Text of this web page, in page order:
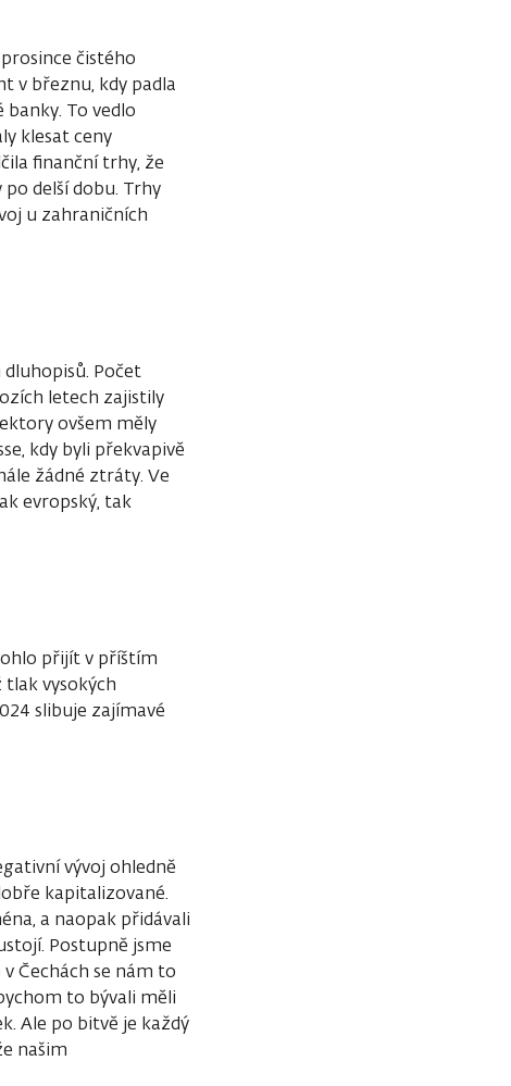
čistého
v březnu, kdy padla
To vedlo
klesat ceny
finanční trhy, že
delší dobu. Trhy
u zahraničních
Počet
letech zajistily
ovšem měly
kdy byli překvapivě
žádné ztráty. Ve
evropský, tak
přijít v příštím
vysokých
slibuje zajímavé
vývoj ohledně
kapitalizované.
a naopak přidávali
Postupně jsme
Čechách se nám to
to bývali měli
Ale po bitvě je každý
našim